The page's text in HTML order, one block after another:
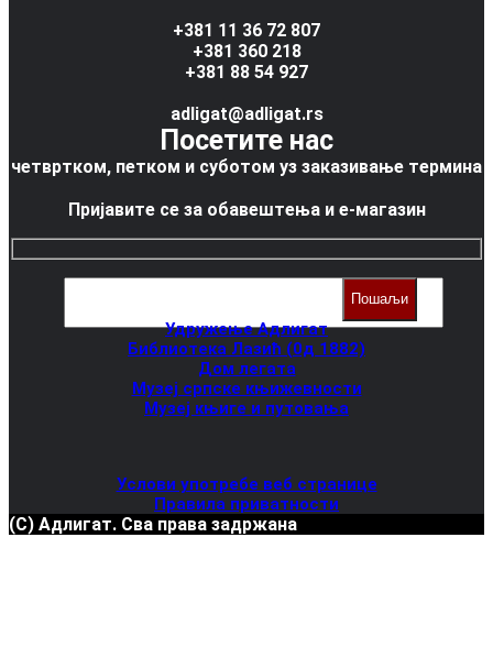
+381 11 36 72 807
+381 360 218
+381 88 54 927
adligat@adligat.rs
Посетите нас
четвртком, петком и суботом уз заказивање термина
Пријавите се за обавештења и е-магазин
Удружење Адлигат
Библиотека Лазић (0д 1882)
Дом легата
Музеј српске књижевности
Музеј књиге и путовања
Услови употребе веб странице
Правила приватности
(C) Адлигат. Сва права задржана